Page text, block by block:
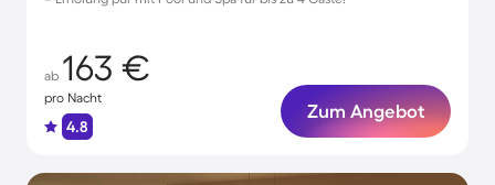
ab 163 €
pro Nacht
4.8
Zum Angebot